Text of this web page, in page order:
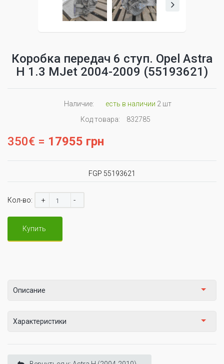
Коробка передач 6 ступ. Opel Astra
H 1.3 MJet 2004-2009 (55193621)
Наличие: есть в наличии 2 шт
Код товара:
832785
350€ = 17955 грн
FGP 55193621
Кол-во: + -
Купить
Описание
Характеристики